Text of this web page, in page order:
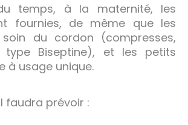
temps, à la maternité, les
fournies, de même que les
du cordon (compresses,
type Biseptine), et les petits
à usage unique.
faudra prévoir :